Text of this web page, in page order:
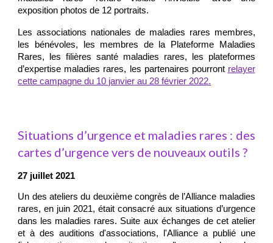
exposition photos de 12 portraits.
Les associations nationales de maladies rares membres,
les bénévoles, les membres de la Plateforme Maladies
Rares, les filières santé maladies rares, les plateformes
d’expertise maladies rares, les partenaires pourront relayer
cette campagne du 10 janvier au 28 février 2022.
Situations d’urgence et maladies rares : des
cartes d’urgence vers de nouveaux outils ?
27 juillet 2021
Un des ateliers du deuxième congrès de l’Alliance maladies
rares, en juin 2021, était consacré aux situations d’urgence
dans les maladies rares. Suite aux échanges de cet atelier
et à des auditions d'associations, l'Alliance a publié une